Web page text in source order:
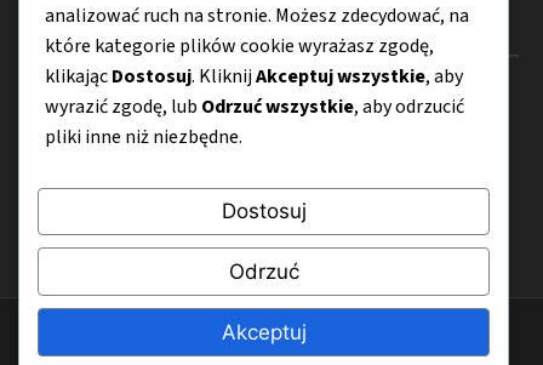
Menu
Kontakt
Mapa strony
Polityka prywatności
© 2026 Bezglutenovy.pl
analizować ruch na stronie. Możesz zdecydować, na
które kategorie plików cookie wyrażasz zgodę,
klikającDostosuj. KliknijAkceptuj wszystkie, aby
wyrazić zgodę, lub Odrzuć wszystkie, aby odrzucić
pliki inne niż niezbędne.
Dostosuj
Odrzuć
Akceptuj